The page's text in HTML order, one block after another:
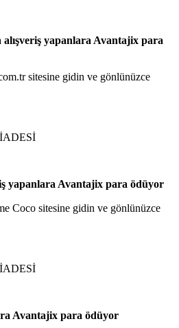
alışveriş yapanlara Avantajix para
sitesine gidin ve gönlünüzce
yapanlara Avantajix para ödüyor
Coco sitesine gidin ve gönlünüzce
Avantajix para ödüyor